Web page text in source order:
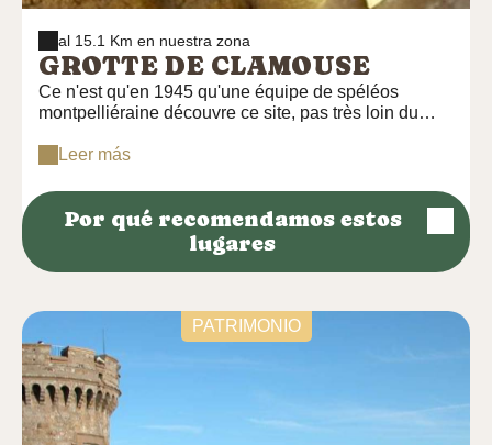
al 15.1 Km en nuestra zona
GROTTE DE CLAMOUSE
Ce n'est qu'en 1945 qu'une équipe de spéléos
montpelliéraine découvre ce site, pas très loin du
pittoresque », 1ère grotte touristique en Europe
concrétions extraordinaires et des salles
impressionnantes par leur architecture.
Leer más
Por qué recomendamos estos
lugares
PATRIMONIO